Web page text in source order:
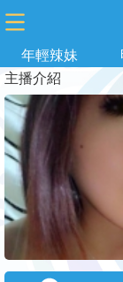
年輕辣妹
主播介紹